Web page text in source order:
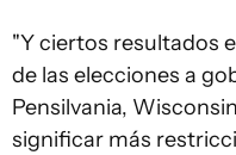
"Y ciertos resultados
de las elecciones a
Pensilvania,
significar más